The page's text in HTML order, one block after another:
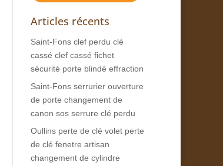
Articles récents
Saint-Fons clef perdu clé
cassé clef cassé fichet
sécurité porte blindé effraction
Saint-Fons serrurier ouverture
de porte changement de
canon sos serrure clé perdu
Oullins perte de clé volet perte
de clé fenetre artisan
changement de cylindre